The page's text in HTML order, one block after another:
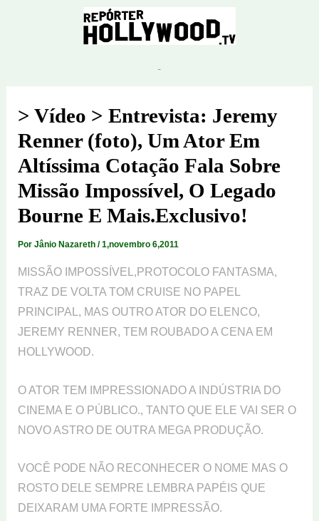
> Vídeo > Entrevista: Jeremy
Renner (foto), Um Ator Em
Altíssima Cotação Fala Sobre
Missão Impossível, O Legado
Bourne E Mais.Exclusivo!
Por Jânio Nazareth /1,novembro 6,2011
MISSÃO IMPOSSÍVEL,PROTOCOLO FANTASMA,
TRAZ DE VOLTA TOM CRUISE NO PAPEL
PRINCIPAL, MAS OUTRO ATOR DO ELENCO,
JEREMY RENNER, TEM ROUBADO A CENA EM
HOLLYWOOD.
O ATOR TEM IMPRESSIONADO A INDÚSTRIA DO
CINEMA E O PÚBLICO., TANTO QUE ELE VAI SER O
NOVO ASTRO DE OUTRA MEGA PRODUÇÃO.
VOCÊ PODE NÃO RECONHECER O NOME MAS O
ROSTO DELE SEMPRE LEMBRA PAPÉIS QUE
DEIXARAM UMA FORTE IMPRESSÃO.